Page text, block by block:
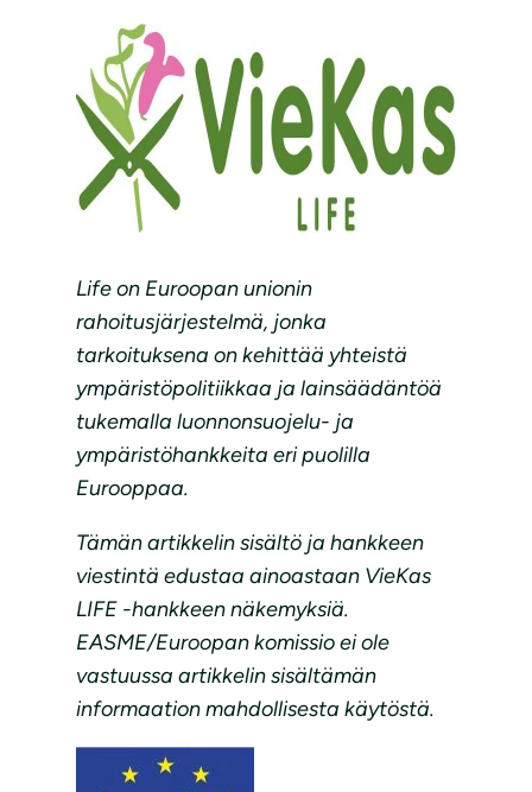
Life on Euroopan unionin
rahoitusjärjestelmä, jonka
tarkoituksena on kehittää yhteistä
ympäristöpolitiikkaa ja lainsäädäntöä
tukemalla luonnonsuojelu- ja
ympäristöhankkeita eri puolilla
Eurooppaa.
Tämän artikkelin sisältö ja hankkeen
viestintä edustaa ainoastaan VieKas
LIFE -hankkeen näkemyksiä.
EASME/Euroopan komissio ei ole
vastuussa artikkelin sisältämän
informaation mahdollisesta käytöstä.